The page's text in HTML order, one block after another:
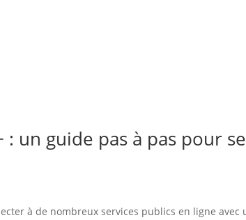
: un guide pas à pas pour se
à de nombreux services publics en ligne avec